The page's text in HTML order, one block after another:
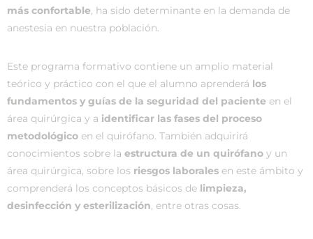
más confortable, ha sido determinante en la demanda de
anestesia en nuestra población.
Este programa formativo contiene un amplio material
teórico y práctico con el que el alumno aprenderá los
fundamentos y guías de la seguridad del paciente en el
área quirúrgica y a identificar las fases del proceso
metodológico en el quirófano. También adquirirá
conocimientos sobre la estructura de un quirófano y un
área quirúrgica, sobre los riesgos laborales en este ámbito y
comprenderá los conceptos básicos de limpieza,
desinfección y esterilización, entre otras cosas.